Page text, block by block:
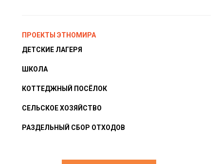
ПРОЕКТЫ ЭТНОМИРА
ДЕТСКИЕ ЛАГЕРЯ
ШКОЛА
КОТТЕДЖНЫЙ ПОСЁЛОК
СЕЛЬСКОЕ ХОЗЯЙСТВО
РАЗДЕЛЬНЫЙ СБОР ОТХОДОВ